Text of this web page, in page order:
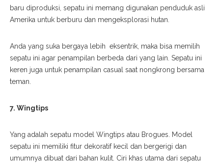
baru diproduksi, sepatu ini memang digunakan penduduk asli
Amerika untuk berburu dan mengeksplorasi hutan.
Anda yang suka bergaya lebih eksentrik, maka bisa memilih
sepatu ini agar penampilan berbeda dari yang lain. Sepatu ini
keren juga untuk penampilan casual saat nongkrong bersama
teman.
7. Wingtips
Yang adalah sepatu model Wingtips atau Brogues. Model
sepatu ini memiliki fitur dekoratif kecil dan bergerigi dan
umumnya dibuat dari bahan kulit. Ciri khas utama dari sepatu